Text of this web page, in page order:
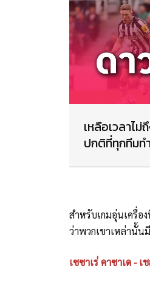
เหลือเวลาไ
ปกติที่ทุกทีมท
สำหรับเกมอุ่นเครื่อ
ว่าพวกเขาเหล่านั้น
เซซาเร่ คาซาเด - เ